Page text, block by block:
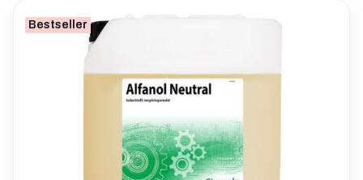
Bestseller